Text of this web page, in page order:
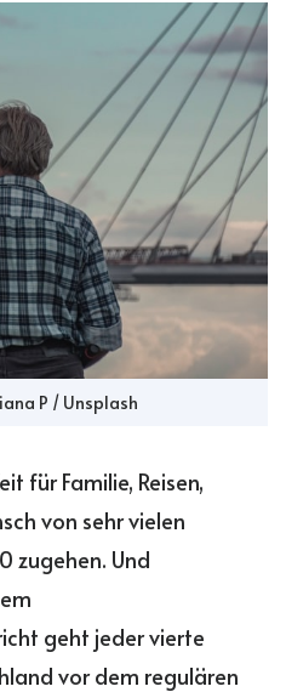
P / Unsplash
für Familie, Reisen,
von sehr vielen
zugehen. Und
geht jeder vierte
vor dem regulären